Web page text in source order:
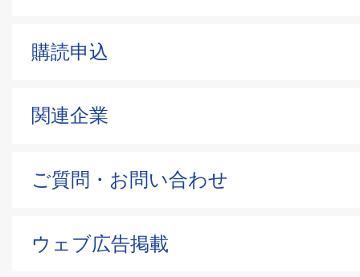
購読申込
関連企業
ご質問・お問い合わせ
ウェブ広告掲載